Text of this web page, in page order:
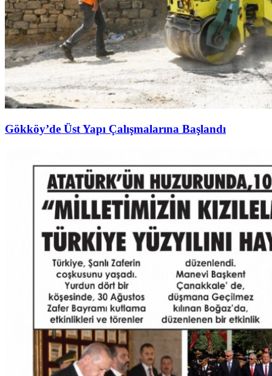
Gökköy’de Üst Yapı Çalışmalarına Başlandı